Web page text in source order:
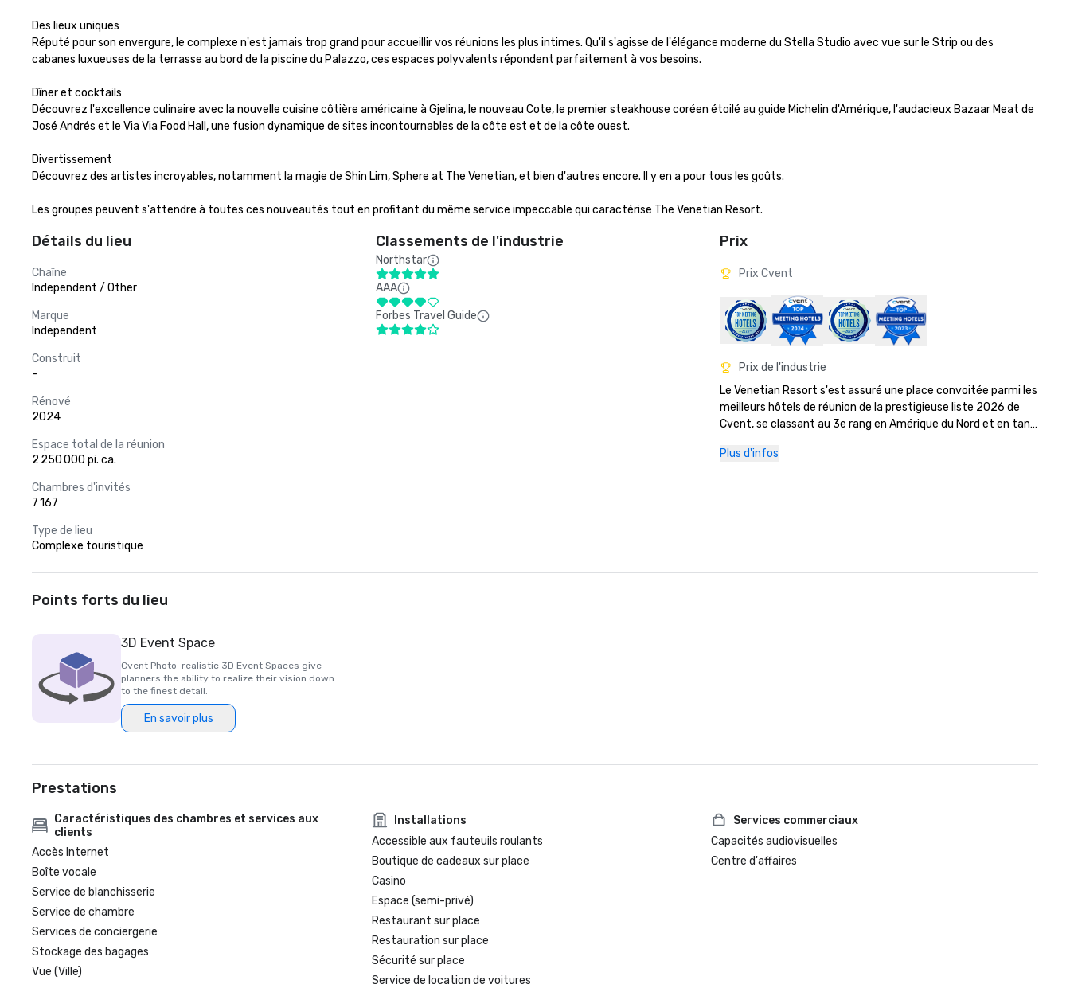
Des lieux uniques
Réputé pour son envergure, le complexe n'est jamais trop grand pour accueillir vos réunions les plus intimes. Qu'il s'agisse de l'élégance moderne du Stella Studio avec vue sur le Strip ou des
cabanes luxueuses de la terrasse au bord de la piscine du Palazzo, ces espaces polyvalents répondent parfaitement à vos besoins.
Dîner et cocktails
Découvrez l'excellence culinaire avec la nouvelle cuisine côtière américaine à Gjelina, le nouveau Cote, le premier steakhouse coréen étoilé au guide Michelin d'Amérique, l'audacieux Bazaar Meat de
José Andrés et le Via Via Food Hall, une fusion dynamique de sites incontournables de la côte est et de la côte ouest.
Divertissement
Découvrez des artistes incroyables, notamment la magie de Shin Lim, Sphere at The Venetian, et bien d'autres encore. Il y en a pour tous les goûts.
Les groupes peuvent s'attendre à toutes ces nouveautés tout en profitant du même service impeccable qui caractérise The Venetian Resort.
Détails du lieu
Chaîne
Independent / Other
Marque
Independent
Construit
-
Rénové
2024
Espace total de la réunion
2 250 000 pi. ca.
Chambres d'invités
7 167
Type de lieu
Complexe touristique
Classements de l'industrie
Northstar
AAA
Forbes Travel Guide
Prix
Prix Cvent
Prix de l'industrie
Le Venetian Resort s'est assuré une place convoitée parmi les
meilleurs hôtels de réunion de la prestigieuse liste 2026 de
Cvent, se classant au 3e rang en Amérique du Nord et en tant
villégiature qui ont
Plus d'infos
Points forts du lieu
3D Event Space
Cvent Photo-realistic 3D Event Spaces give
planners the ability to realize their vision down
to the finest detail.
En savoir plus
Prestations
Caractéristiques des chambres et services aux
clients
Accès Internet
Boîte vocale
Service de blanchisserie
Service de chambre
Services de conciergerie
Stockage des bagages
Vue (Ville)
Installations
Accessible aux fauteuils roulants
Boutique de cadeaux sur place
Casino
Espace (semi-privé)
Restaurant sur place
Restauration sur place
Sécurité sur place
Service de location de voitures
Services commerciaux
Capacités audiovisuelles
Centre d'affaires